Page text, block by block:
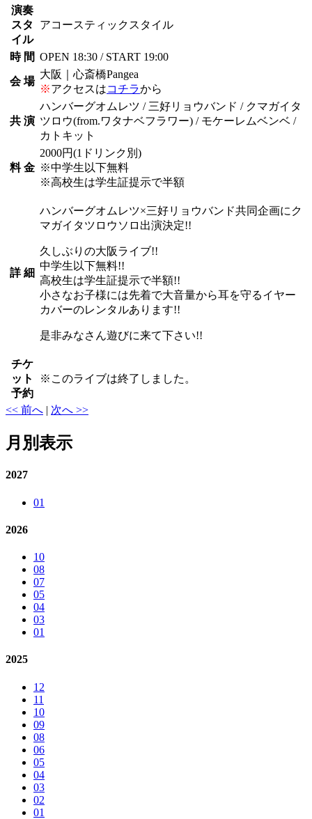
演奏
スタ
イル
アコースティックスタイル
時 間 OPEN 18:30 / START 19:00
会 場
大阪｜心斎橋Pangea
※アクセスはコチラから
共 演
ハンバーグオムレツ / 三好リョウバンド / クマガイタ
ツロウ(from.ワタナベフラワー) / モケーレムベンベ /
カトキット
料 金
2000円(1ドリンク別)
※中学生以下無料
※高校生は学生証提示で半額
詳 細
ハンバーグオムレツ×三好リョウバンド共同企画にク
マガイタツロウソロ出演決定!!
久しぶりの大阪ライブ!!
中学生以下無料!!
高校生は学生証提示で半額!!
小さなお子様には先着で大音量から耳を守るイヤー
カバーのレンタルあります!!
是非みなさん遊びに来て下さい!!
チケ
ット
予約
※ このライブは終了しました。
<< 前へ | 次へ >>
月別表示
2027
01
2026
10
08
07
05
04
03
01
2025
12
11
10
09
08
06
05
04
03
02
01